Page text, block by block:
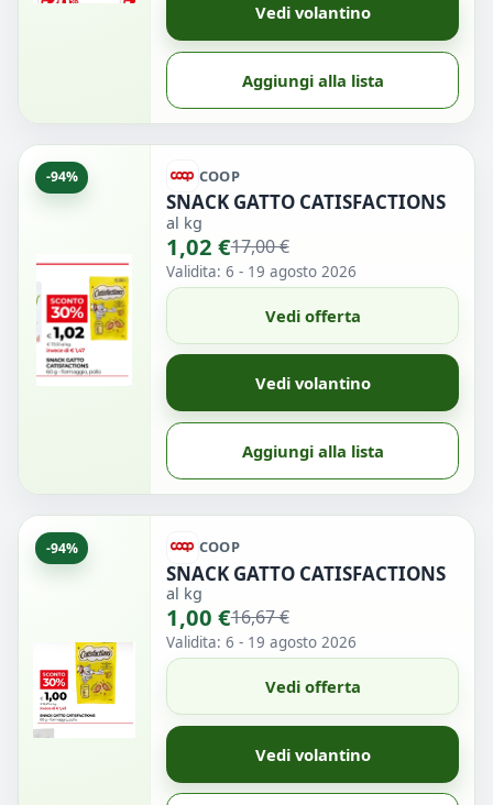
Vedi volantino
Aggiungi alla lista
-94% COOP
SNACK GATTO CATISFACTIONS
al kg
1,02 €17,00 €
Validita: 6 - 19 agosto 2026
Vedi offerta
Vedi volantino
Aggiungi alla lista
-94% COOP
SNACK GATTO CATISFACTIONS
al kg
1,00 €16,67 €
Validita: 6 - 19 agosto 2026
Vedi offerta
Vedi volantino